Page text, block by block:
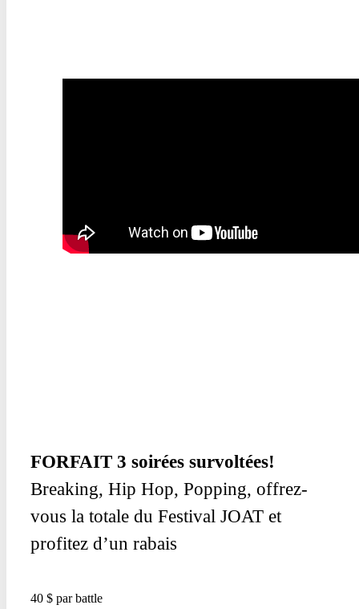
FORFAIT 3 soirées survoltées!
Breaking, Hip Hop, Popping, offrez-
vous la totale du Festival JOAT et
profitez d’un rabais
40 $ par battle